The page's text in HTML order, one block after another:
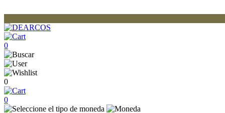
0
0
0